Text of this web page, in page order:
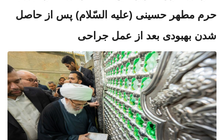
حرم مطهر حسینی (علیه السّلام) پس از حاصل
شدن بهبودی بعد از عمل جراحی